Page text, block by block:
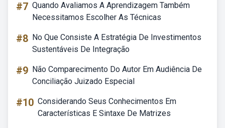
#7 Quando Avaliamos A Aprendizagem Também
Necessitamos Escolher As Técnicas
#8 No Que Consiste A Estratégia De Investimentos
Sustentáveis De Integração
#9 Não Comparecimento Do Autor Em Audiência De
Conciliação Juizado Especial
#10 Considerando Seus Conhecimentos Em
Características E Sintaxe De Matrizes